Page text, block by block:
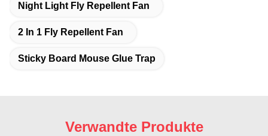
Night Light Fly Repellent Fan
2 In 1 Fly Repellent Fan
Sticky Board Mouse Glue Trap
Verwandte Produkte